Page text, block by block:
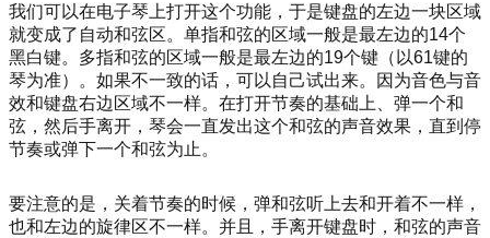
我们可以在电子琴上打开这个功能，于是键盘的左边一块区域
就变成了自动和弦区。单指和弦的区域一般是最左边的14个
黑白键。多指和弦的区域一般是最左边的19个键（以61键的
琴为准）。如果不一致的话，可以自己试出来。因为音色与音
效和键盘右边区域不一样。在打开节奏的基础上、弹一个和
弦，然后手离开，琴会一直发出这个和弦的声音效果，直到停
节奏或弹下一个和弦为止。
要注意的是，关着节奏的时候，弹和弦听上去和开着不一样，
也和左边的旋律区不一样。并且，手离开键盘时，和弦的声音